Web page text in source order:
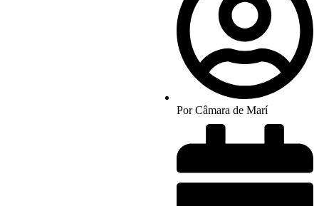
PorCâmara de Marí